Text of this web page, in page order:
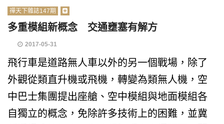
禪天下雜誌147期
多重模組新概念 交通壅塞有解方
2017-05-31
飛行車是道路無人車以外的另一個戰場，除了
外觀從類直升機或飛機，轉變為類無人機，空
中巴士集團提出座艙、空中模組與地面模組各
自獨立的概念，免除許多技術上的困難，並冀